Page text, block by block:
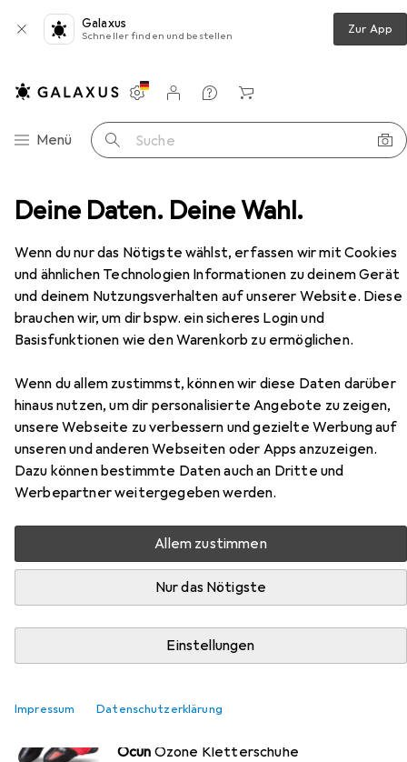
Deine Daten. Deine Wahl.
Wenn du nur das Nötigste wählst, erfassen wir mit Cookies
und ähnlichen Technologien Informationen zu deinem Gerät
und deinem Nutzungsverhalten auf unserer Website. Diese
brauchen wir, um dir bspw. ein sicheres Login und
Basisfunktionen wie den Warenkorb zu ermöglichen.
Wenn du allem zustimmst, können wir diese Daten darüber
hinaus nutzen, um dir personalisierte Angebote zu zeigen,
unsere Webseite zu verbessern und gezielte Werbung auf
unseren und anderen Webseiten oder Apps anzuzeigen.
Dazu können bestimmte Daten auch an Dritte und
Werbepartner weitergegeben werden.
Allem zustimmen
Nur das Nötigste
Einstellungen
Impressum Datenschutzerklärung
Galaxus
Schneller finden und bestellen Zur App
Navigation nach Kategorien
Menü Suche
Einstellungen
Kundenkonto
Vergleichslisten
Merklisten
Warenkorb
Ocun
Kategorien anzeigen
Diese Marke gefällt mir
Am besten bewertete Ocun Produkte
Kletterschuhe
142,62 stattEUR
153,57
OcunOzone HV Kletterschuhe
6
Kletterschuhe
Ocun Ozone Kletterschuhe